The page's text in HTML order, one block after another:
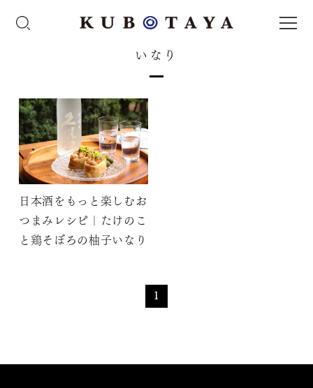
いなり
日本酒をもっと楽しむお
つまみレシピ｜たけのこ
と鶏そぼろの柚子いなり
1